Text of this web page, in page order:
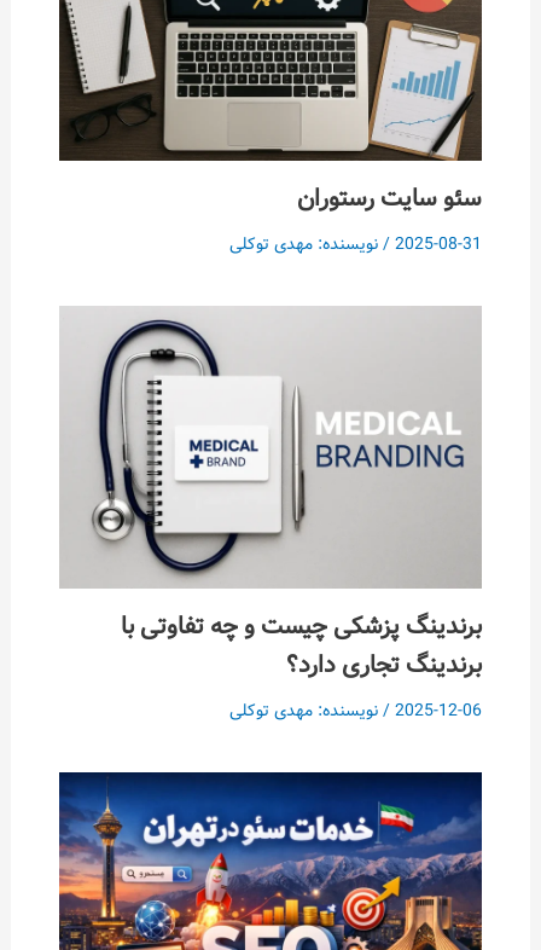
سئو سایت رستوران
2025-08-31/ نویسنده: مهدی توکلی
برندینگ پزشکی چیست و چه تفاوتی با
برندینگ تجاری دارد؟
2025-12-06/ نویسنده: مهدی توکلی